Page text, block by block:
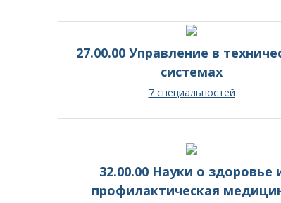
27.00.00 Управление в
системах
7 специальностей
32.00.00 Науки о здоровье
профилактическая